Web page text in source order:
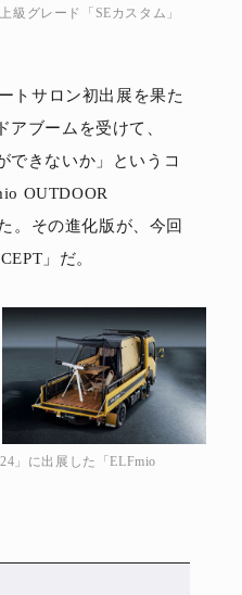
級グレード「SEカスタム」
トサロン初出展を果た
アブームを受けて、
できないか」というコ
OUTDOOR
。その進化版が、今回
」だ。
」に出展した「ELFmio